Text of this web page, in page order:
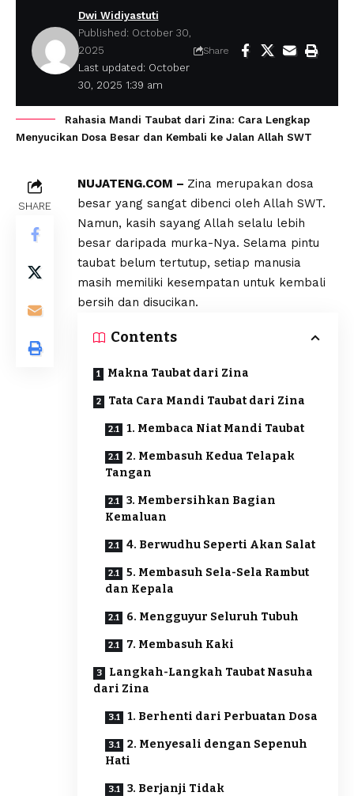
Last updated: October
30, 2025 1:39 am
Dwi Widiyastuti
Published: October 30,
2025
Share
Rahasia Mandi Taubat dari Zina: Cara Lengkap
Menyucikan Dosa Besar dan Kembali ke Jalan Allah SWT
SHARE
NUJATENG.COM – Zina merupakan dosa
besar yang sangat dibenci oleh Allah SWT.
Namun, kasih sayang Allah selalu lebih
besar daripada murka-Nya. Selama pintu
taubat belum tertutup, setiap manusia
masih memiliki kesempatan untuk kembali
bersih dan disucikan.
Contents
Makna Taubat dari Zina
Tata Cara Mandi Taubat dari Zina
1. Membaca Niat Mandi Taubat
2. Membasuh Kedua Telapak
Tangan
3. Membersihkan Bagian
Kemaluan
4. Berwudhu Seperti Akan Salat
5. Membasuh Sela-Sela Rambut
dan Kepala
6. Mengguyur Seluruh Tubuh
7. Membasuh Kaki
Langkah-Langkah Taubat Nasuha
dari Zina
1. Berhenti dari Perbuatan Dosa
2. Menyesali dengan Sepenuh
Hati
3. Berjanji Tidak